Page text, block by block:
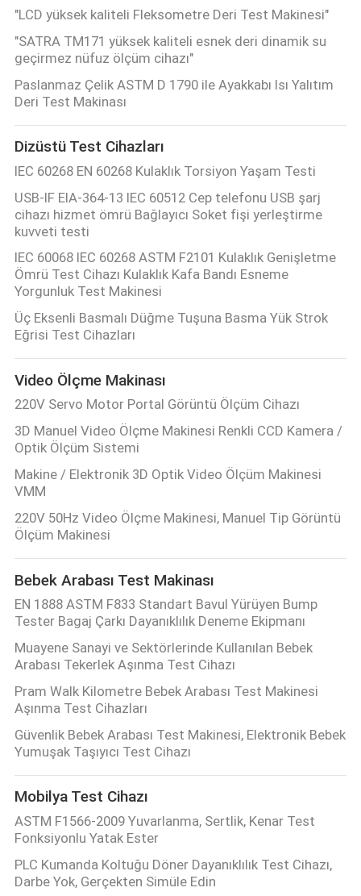
"LCD yüksek kaliteli Fleksometre Deri Test Makinesi"
"SATRA TM171 yüksek kaliteli esnek deri dinamik su
geçirmez nüfuz ölçüm cihazı"
Paslanmaz Çelik ASTM D 1790 ile Ayakkabı Isı Yalıtım
Deri Test Makinası
Dizüstü Test Cihazları
IEC 60268 EN 60268 Kulaklık Torsiyon Yaşam Testi
USB-IF EIA-364-13 IEC 60512 Cep telefonu USB şarj
cihazı hizmet ömrü Bağlayıcı Soket fişi yerleştirme
kuvveti testi
IEC 60068 IEC 60268 ASTM F2101 Kulaklık Genişletme
Ömrü Test Cihazı Kulaklık Kafa Bandı Esneme
Yorgunluk Test Makinesi
Üç Eksenli Basmalı Düğme Tuşuna Basma Yük Strok
Eğrisi Test Cihazları
Video Ölçme Makinası
220V Servo Motor Portal Görüntü Ölçüm Cihazı
3D Manuel Video Ölçme Makinesi Renkli CCD Kamera /
Optik Ölçüm Sistemi
Makine / Elektronik 3D Optik Video Ölçüm Makinesi
VMM
220V 50Hz Video Ölçme Makinesi, Manuel Tip Görüntü
Ölçüm Makinesi
Bebek Arabası Test Makinası
EN 1888 ASTM F833 Standart Bavul Yürüyen Bump
Tester Bagaj Çarkı Dayanıklılık Deneme Ekipmanı
Muayene Sanayi ve Sektörlerinde Kullanılan Bebek
Arabası Tekerlek Aşınma Test Cihazı
Pram Walk Kilometre Bebek Arabası Test Makinesi
Aşınma Test Cihazları
Güvenlik Bebek Arabası Test Makinesi, Elektronik Bebek
Yumuşak Taşıyıcı Test Cihazı
Mobilya Test Cihazı
ASTM F1566-2009 Yuvarlanma, Sertlik, Kenar Test
Fonksiyonlu Yatak Ester
PLC Kumanda Koltuğu Döner Dayanıklılık Test Cihazı,
Darbe Yok, Gerçekten Simüle Edin